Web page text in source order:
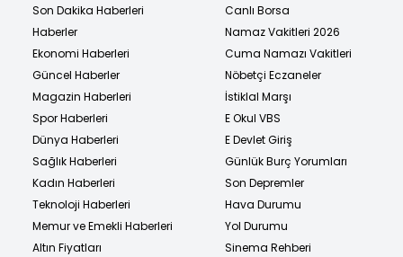
Son Dakika Haberleri
Haberler
Ekonomi Haberleri
Güncel Haberler
Magazin Haberleri
Spor Haberleri
Dünya Haberleri
Sağlık Haberleri
Kadın Haberleri
Teknoloji Haberleri
Memur ve Emekli Haberleri
Altın Fiyatları
Canlı Borsa
Namaz Vakitleri 2026
Cuma Namazı Vakitleri
Nöbetçi Eczaneler
İstiklal Marşı
E Okul VBS
E Devlet Giriş
Günlük Burç Yorumları
Son Depremler
Hava Durumu
Yol Durumu
Sinema Rehberi